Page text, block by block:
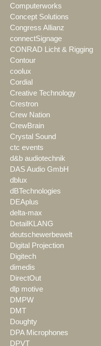
Computerworks
Concept Solutions
Congress Allianz
connectSignage
CONRAD Licht & Rigging
Contour
coolux
Cordial
Creative Technology
Crestron
Crew Nation
CrewBrain
Crystal Sound
ctc events
d&b audiotechnik
DAS Audio GmbH
dblux
dBTechnologies
DEAplus
delta-max
DetailKLANG
deutschewerbewelt
Digital Projection
Digitech
dimedis
DirectOut
dlp motive
DMPW
DMT
Doughty
DPA Microphones
DPVT